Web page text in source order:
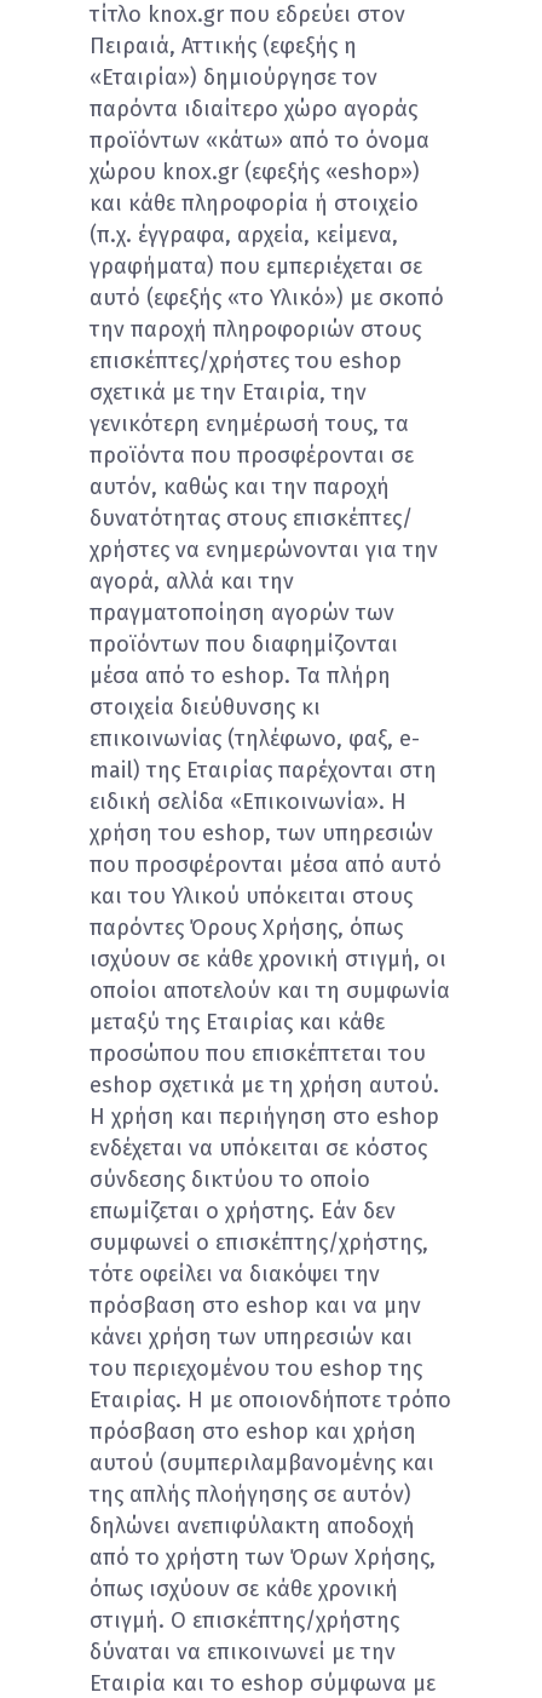
τίτλο knox.gr που εδρεύει στον
Πειραιά, Αττικής (εφεξής η
«Εταιρία») δημιούργησε τον
παρόντα ιδιαίτερο χώρο αγοράς
προϊόντων «κάτω» από το όνομα
χώρου knox.gr (εφεξής «eshop»)
και κάθε πληροφορία ή στοιχείο
(π.χ. έγγραφα, αρχεία, κείμενα,
γραφήματα) που εμπεριέχεται σε
αυτό (εφεξής «το Υλικό») με σκοπό
την παροχή πληροφοριών στους
επισκέπτες/χρήστες του eshop
σχετικά με την Eταιρία, την
γενικότερη ενημέρωσή τους, τα
προϊόντα που προσφέρονται σε
αυτόν, καθώς και την παροχή
δυνατότητας στους επισκέπτες/
χρήστες να ενημερώνονται για την
αγορά, αλλά και την
πραγματοποίηση αγορών των
προϊόντων που διαφημίζονται
μέσα από το eshop. Τα πλήρη
στοιχεία διεύθυνσης κι
επικοινωνίας (τηλέφωνο, φαξ, e-
mail) της Εταιρίας παρέχονται στη
ειδική σελίδα «Επικοινωνία». Η
χρήση του eshop, των υπηρεσιών
που προσφέρονται μέσα από αυτό
και του Υλικού υπόκειται στους
παρόντες Όρους Χρήσης, όπως
ισχύουν σε κάθε χρονική στιγμή, οι
οποίοι αποτελούν και τη συμφωνία
μεταξύ της Eταιρίας και κάθε
προσώπου που επισκέπτεται του
eshop σχετικά με τη χρήση αυτού.
Η χρήση και περιήγηση στο eshop
ενδέχεται να υπόκειται σε κόστος
σύνδεσης δικτύου το οποίο
επωμίζεται ο χρήστης. Εάν δεν
συμφωνεί ο επισκέπτης/χρήστης,
τότε οφείλει να διακόψει την
πρόσβαση στο eshop και να μην
κάνει χρήση των υπηρεσιών και
του περιεχομένου του eshop της
Εταιρίας. Η με οποιονδήποτε τρόπο
πρόσβαση στο eshop και χρήση
αυτού (συμπεριλαμβανομένης και
της απλής πλοήγησης σε αυτόν)
δηλώνει ανεπιφύλακτη αποδοχή
από το χρήστη των Όρων Χρήσης,
όπως ισχύουν σε κάθε χρονική
στιγμή. Ο επισκέπτης/χρήστης
δύναται να επικοινωνεί με την
Εταιρία και το eshop σύμφωνα με